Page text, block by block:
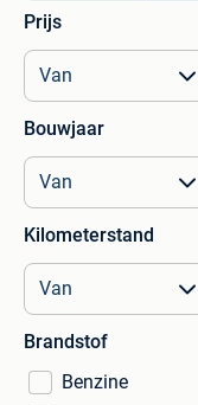
Prijs
Bouwjaar
Kilometerstand
Brandstof
Benzine